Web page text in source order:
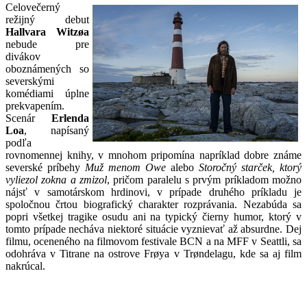
Celovečerný
režijný debut
Hallvara Witzøa
nebude pre
divákov
oboznámených so
severskými
komédiami úplne
prekvapením.
Scenár Erlenda
Loa, napísaný
podľa
rovnomennej knihy, v mnohom pripomína napríklad dobre známe
severské príbehy Muž menom Owe alebo Storočný starček, ktorý
vyliezol zokna a zmizol, pričom paralelu s prvým príkladom možno
nájsť v samotárskom hrdinovi, v prípade druhého príkladu je
spoločnou črtou biografický charakter rozprávania. Nezabúda sa
popri všetkej tragike osudu ani na typický čierny humor, ktorý v
tomto prípade necháva niektoré situácie vyznievať až absurdne. Dej
filmu, oceneného na filmovom festivale BCN a na MFF v Seattli, sa
odohráva v Titrane na ostrove Frøya v Trøndelagu, kde sa aj film
nakrúcal.